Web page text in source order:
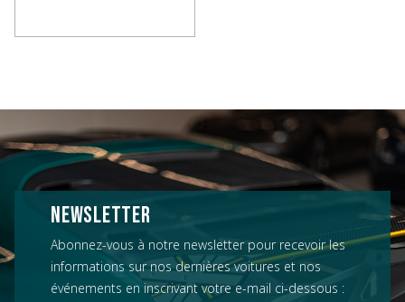
NEWSLETTER
Abonnez-vous à notre newsletter pour recevoir les
informations sur nos dernières voitures et nos
événements en inscrivant votre e-mail ci-dessous :